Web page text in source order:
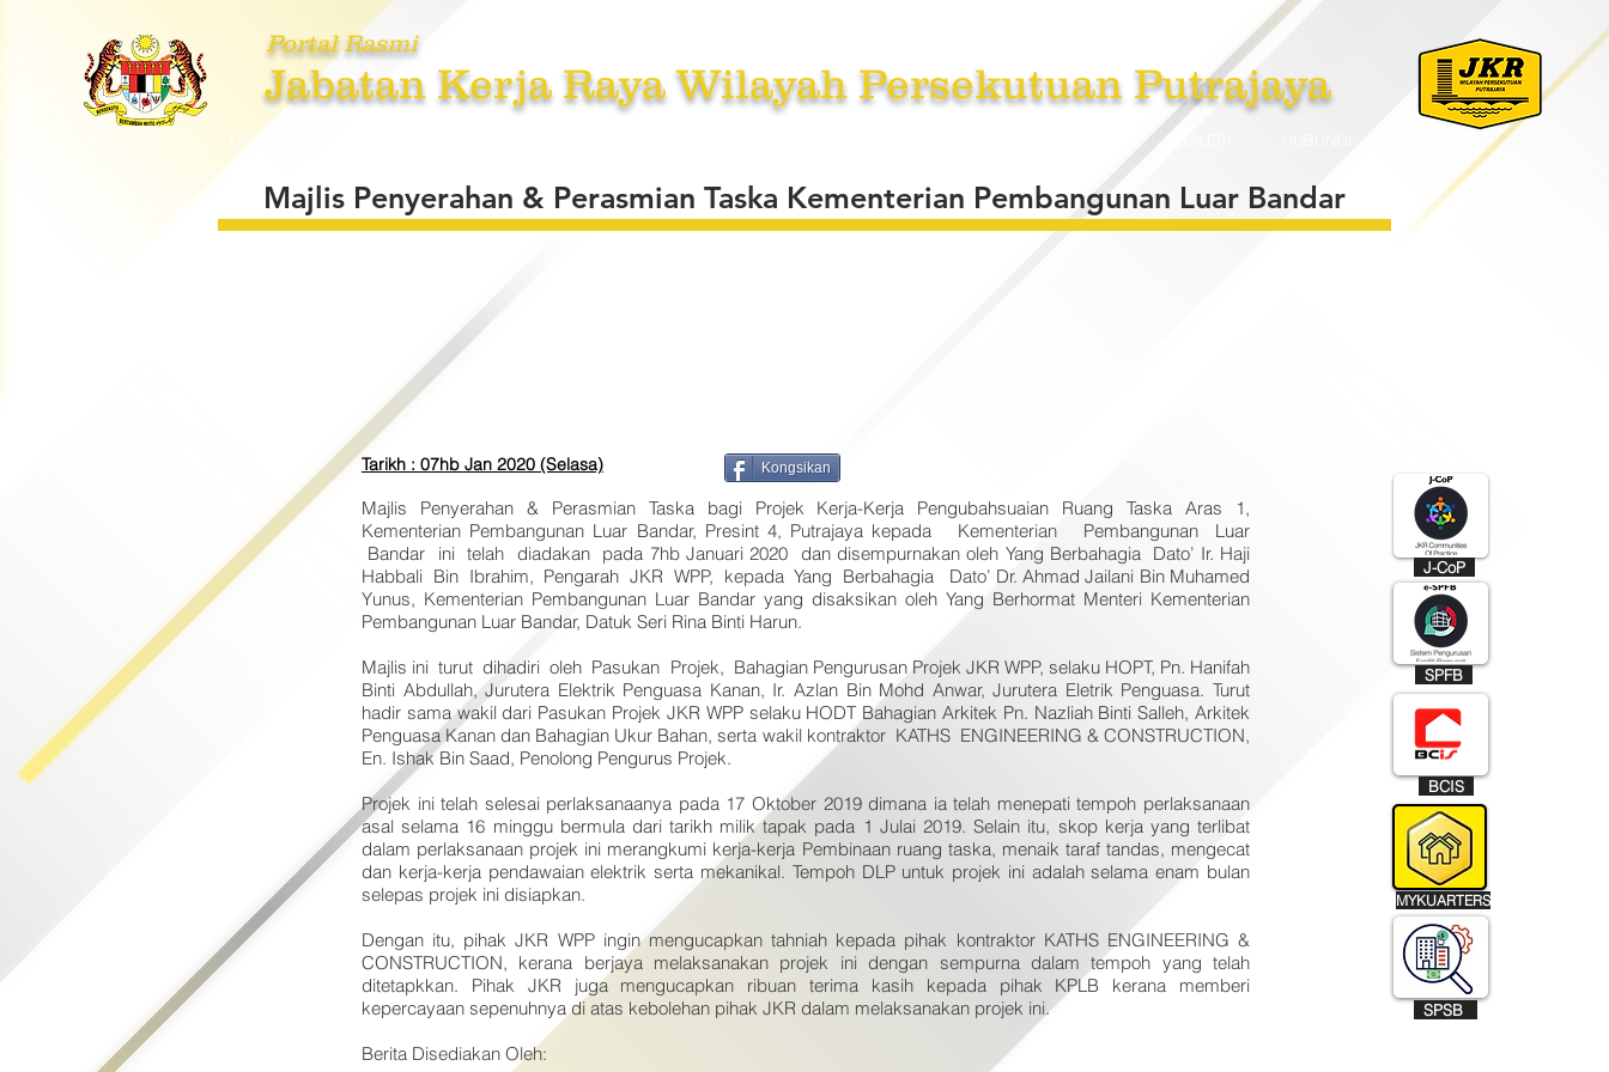
Portal Rasmi
Jabatan Kerja Raya Wilayah Persekutuan Putrajaya
UTAMA
J-CoP
SPFB
BCIS
MYKUARTERS
SPSB
Majlis Penyerahan & Perasmian Taska Kementerian Pembangunan Luar Bandar
Tarikh : 07hb Jan 2020 (Selasa)
Majlis Penyerahan & Perasmian Taska bagi Projek Kerja-Kerja Pengubahsuaian Ruang Taska Aras 1,
Kementerian Pembangunan Luar Bandar, Presint 4, Putrajaya kepada Kementerian Pembangunan Luar
Bandar ini telah diadakan pada 7hb Januari 2020 dan disempurnakan oleh Yang Berbahagia Dato’ Ir. Haji
Habbali Bin Ibrahim, Pengarah JKR WPP, kepada Yang Berbahagia Dato’ Dr. Ahmad Jailani Bin Muhamed
Yunus, Kementerian Pembangunan Luar Bandar yang disaksikan oleh Yang Berhormat Menteri Kementerian
Pembangunan Luar Bandar, Datuk Seri Rina Binti Harun.
Majlis ini turut dihadiri oleh Pasukan Projek, Bahagian Pengurusan Projek JKR WPP, selaku HOPT, Pn. Hanifah
Binti Abdullah, Jurutera Elektrik Penguasa Kanan, Ir. Azlan Bin Mohd Anwar, Jurutera Eletrik Penguasa. Turut
hadir sama wakil dari Pasukan Projek JKR WPP selaku HODT Bahagian Arkitek Pn. Nazliah Binti Salleh, Arkitek
Penguasa Kanan dan Bahagian Ukur Bahan, serta wakil kontraktor KATHS ENGINEERING & CONSTRUCTION,
En. Ishak Bin Saad, Penolong Pengurus Projek.
Projek ini telah selesai perlaksanaanya pada 17 Oktober 2019 dimana ia telah menepati tempoh perlaksanaan
asal selama 16 minggu bermula dari tarikh milik tapak pada 1 Julai 2019. Selain itu, skop kerja yang terlibat
dalam perlaksanaan projek ini merangkumi kerja-kerja Pembinaan ruang taska, menaik taraf tandas, mengecat
dan kerja-kerja pendawaian elektrik serta mekanikal. Tempoh DLP untuk projek ini adalah selama enam bulan
selepas projek ini disiapkan.
Dengan itu, pihak JKR WPP ingin mengucapkan tahniah kepada pihak kontraktor KATHS ENGINEERING &
CONSTRUCTION, kerana berjaya melaksanakan projek ini dengan sempurna dalam tempoh yang telah
ditetapkkan. Pihak JKR juga mengucapkan ribuan terima kasih kepada pihak KPLB kerana memberi
kepercayaan sepenuhnya di atas kebolehan pihak JKR dalam melaksanakan projek ini.
Berita Disediakan Oleh:
Kongsikan